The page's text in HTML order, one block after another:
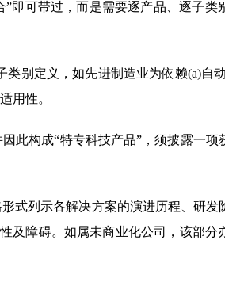
即可带过，而是需要逐产品、逐子类
别定义，如先进制造业为依赖(a)自
用性。
此构成“特专科技产品”，须披露一
式列示各解决方案的演进历程、研发
及障碍。如属未商业化公司，该部分